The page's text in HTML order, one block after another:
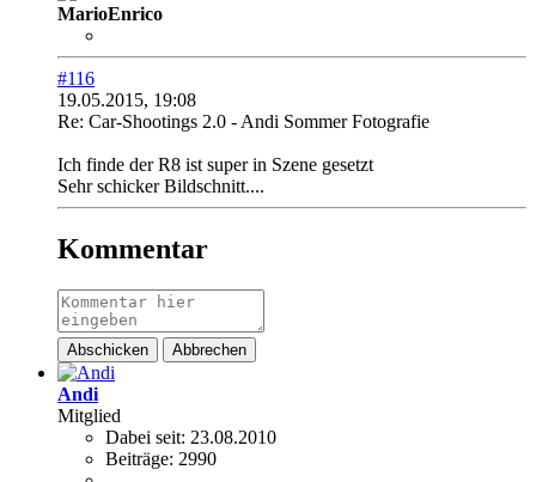
MarioEnrico
#116
19.05.2015, 19:08
Re: Car-Shootings 2.0 - Andi Sommer Fotografie
Ich finde der R8 ist super in Szene gesetzt
Sehr schicker Bildschnitt....
Kommentar
Abschicken Abbrechen
Andi
Mitglied
Dabei seit: 23.08.2010
Beiträge: 2990